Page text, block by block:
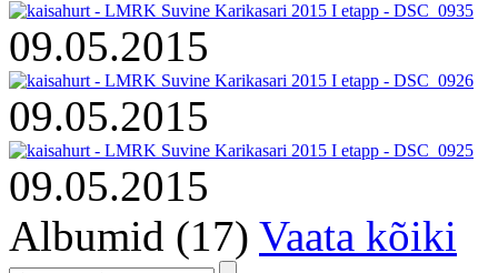
09.05.2015
09.05.2015
09.05.2015
Albumid (17) Vaata kõiki